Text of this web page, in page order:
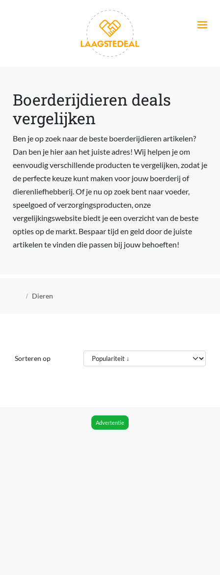
Boerderijdieren deals
vergelijken
Ben je op zoek naar de beste boerderijdieren artikelen?
Dan ben je hier aan het juiste adres! Wij helpen je om
eenvoudig verschillende producten te vergelijken, zodat je
de perfecte keuze kunt maken voor jouw boerderij of
dierenliefhebberij. Of je nu op zoek bent naar voeder,
speelgoed of verzorgingsproducten, onze
vergelijkingswebsite biedt je een overzicht van de beste
opties op de markt. Bespaar tijd en geld door de juiste
artikelen te vinden die passen bij jouw behoeften!
Kruimelpad
Dieren
Sorteren op
Advertentie